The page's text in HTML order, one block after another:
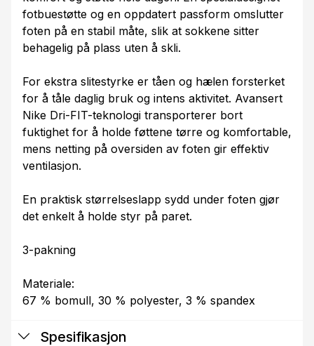
fotbuestøtte og en oppdatert passform omslutter
foten på en stabil måte, slik at sokkene sitter
behagelig på plass uten å skli.
For ekstra slitestyrke er tåen og hælen forsterket
for å tåle daglig bruk og intens aktivitet. Avansert
Nike Dri-FIT-teknologi transporterer bort
fuktighet for å holde føttene tørre og komfortable,
mens netting på oversiden av foten gir effektiv
ventilasjon.
En praktisk størrelseslapp sydd under foten gjør
det enkelt å holde styr på paret.
3-pakning
Materiale:
67 % bomull, 30 % polyester, 3 % spandex
Spesifikasjon